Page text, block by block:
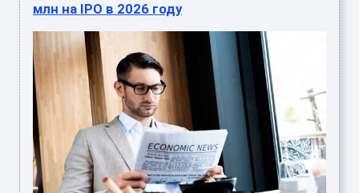
млн на IPO в 2026 году